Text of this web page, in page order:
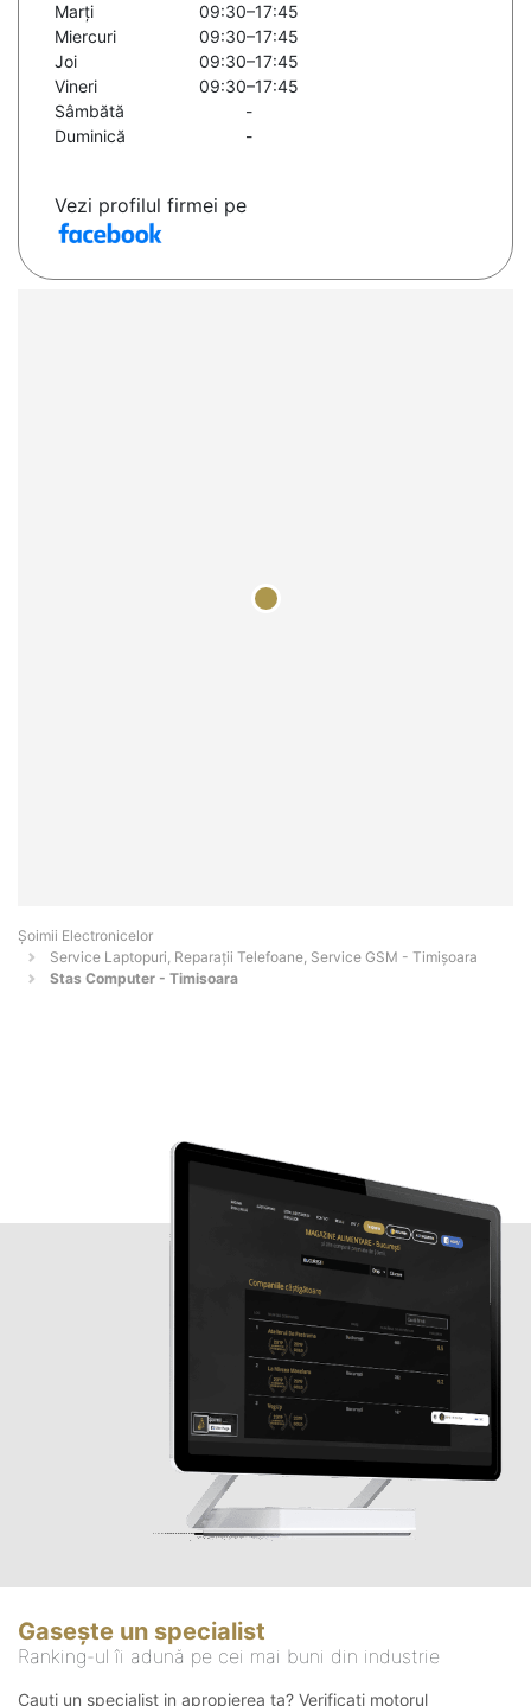
Marți
09:30–17:45
Miercuri
09:30–17:45
Joi
09:30–17:45
Vineri
09:30–17:45
Sâmbătă
-
Duminică
-
Vezi profilul firmei pe
Șoimii Electronicelor
Service Laptopuri, Reparații Telefoane, Service GSM - Timişoara
Stas Computer - Timisoara
Gasește un specialist
Ranking-ul îi adună pe cei mai buni din industrie
Cauți un specialist in apropierea ta? Verificați motorul